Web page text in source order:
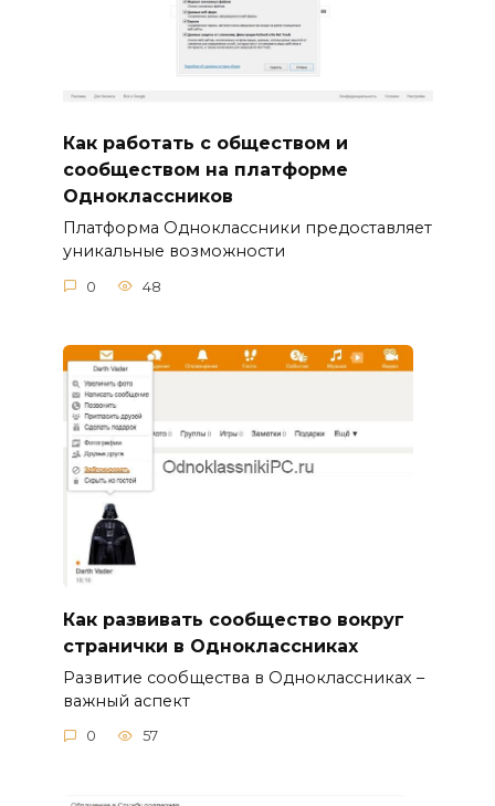
Как работать с обществом и
сообществом на платформе
Одноклассников
Платформа Одноклассники предоставляет
уникальные возможности
0 48
Как развивать сообщество вокруг
странички в Одноклассниках
Развитие сообщества в Одноклассниках –
важный аспект
0 57